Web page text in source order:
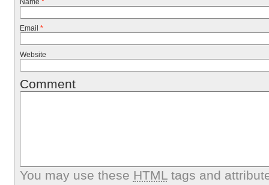
Name *
Email *
Website
Comment
You may use these HTMLtags and